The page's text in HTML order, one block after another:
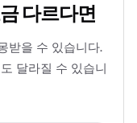
다르다면
받을 수 있습니다.
달라질 수 있습니